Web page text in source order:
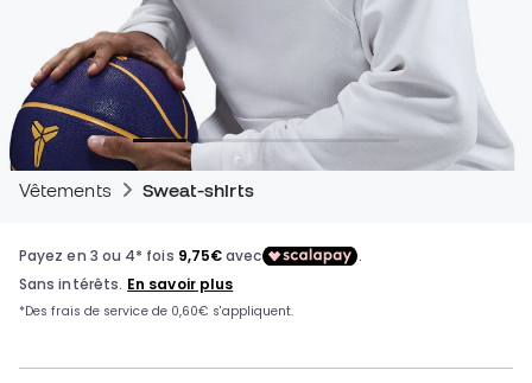
Vêtements Sweat-shirts